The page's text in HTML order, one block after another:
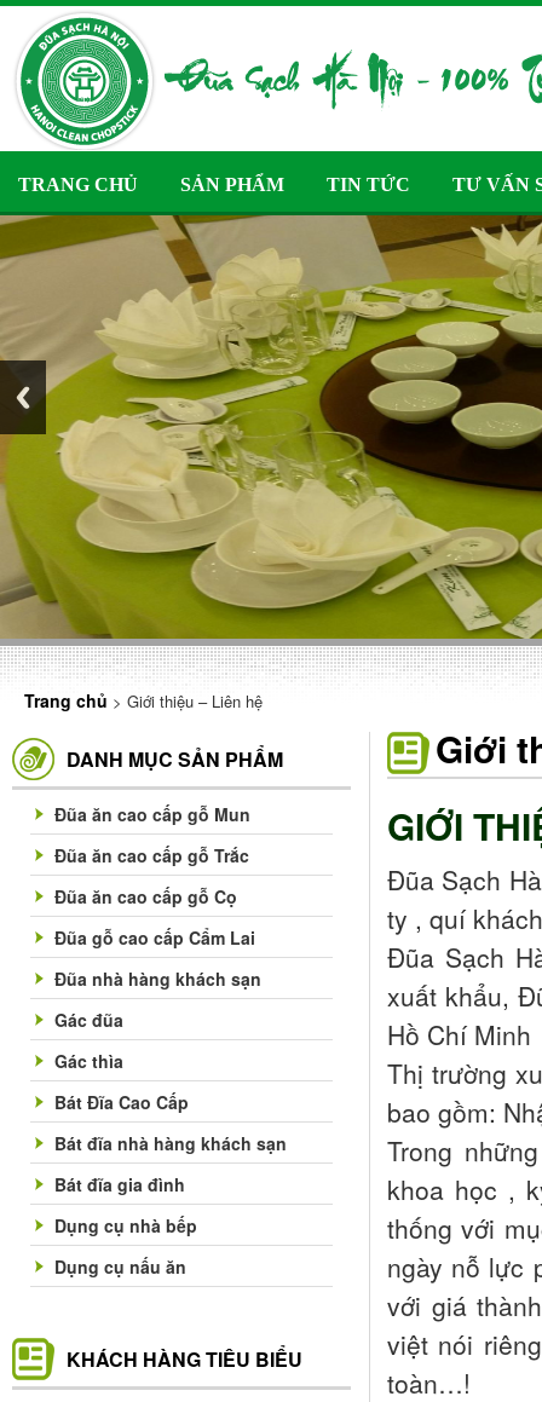
TRANG CHỦ SẢN PHẨM TIN TỨC TƯ VẤN
Trang chủ > Giới thiệu – Liên hệ
Giới
GIỚI
Đũa Sạch
ty , quí
Đũa Sạch
xuất khẩu,
Hồ Chí Minh
Thị trường
bao gồm:
Trong
khoa học ,
thống với
ngày nỗ lực
với giá
việt nói
toàn…!
DANH MỤC SẢN PHẨM
Đũa ăn cao cấp gỗ Mun
Đũa ăn cao cấp gỗ Trắc
Đũa ăn cao cấp gỗ Cọ
Đũa gỗ cao cấp Cẩm Lai
Đũa nhà hàng khách sạn
Gác đũa
Gác thìa
Bát Đĩa Cao Cấp
Bát đĩa nhà hàng khách sạn
Bát đĩa gia đình
Dụng cụ nhà bếp
Dụng cụ nấu ăn
KHÁCH HÀNG TIÊU BIỂU